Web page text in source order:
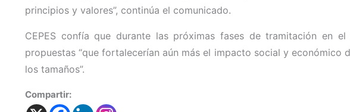
principios y valores”, continúa el comunicado.
CEPES confía que durante las próximas fases de tramitación en
propuestas “que fortalecerían aún más el impacto social y
los tamaños”.
Compartir: